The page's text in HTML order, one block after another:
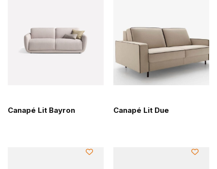
Canapé Lit Bayron Canapé Lit Due